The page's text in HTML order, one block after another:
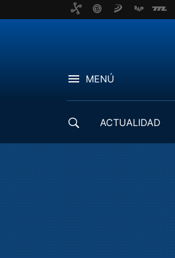
MENÚ
ACTUALIDAD